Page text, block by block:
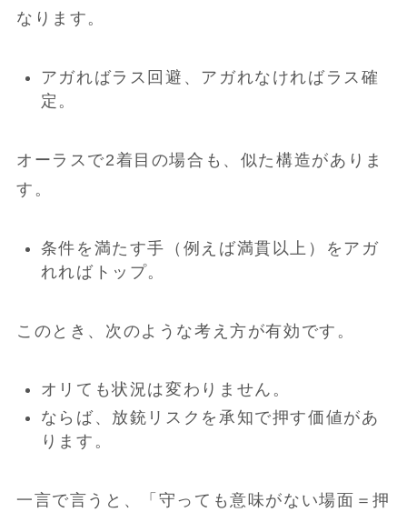
なります。
アガればラス回避、アガれなければラス確
定。
オーラスで2着目の場合も、似た構造がありま
す。
条件を満たす手（例えば満貫以上）をアガ
れればトップ。
このとき、次のような考え方が有効です。
オリても状況は変わりません。
ならば、放銃リスクを承知で押す価値があ
ります。
一言で言うと、「守っても意味がない場面＝押